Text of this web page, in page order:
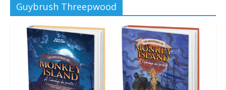
Guybrush Threepwood